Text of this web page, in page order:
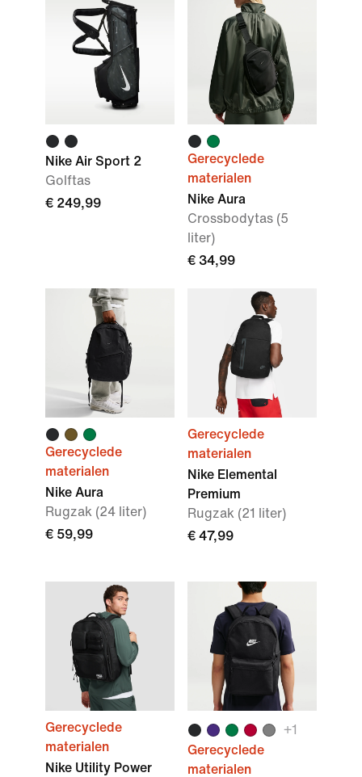
Nike Air Sport 2
Golftas
€ 249,99
Gerecyclede
materialen
Nike Aura
Crossbodytas (5
liter)
€ 34,99
Gerecyclede
materialen
Nike Aura
Rugzak (24 liter)
€ 59,99
Gerecyclede
materialen
Nike Elemental
Premium
Rugzak (21 liter)
€ 47,99
Gerecyclede
materialen
Nike Utility Power
+1
Gerecyclede
materialen